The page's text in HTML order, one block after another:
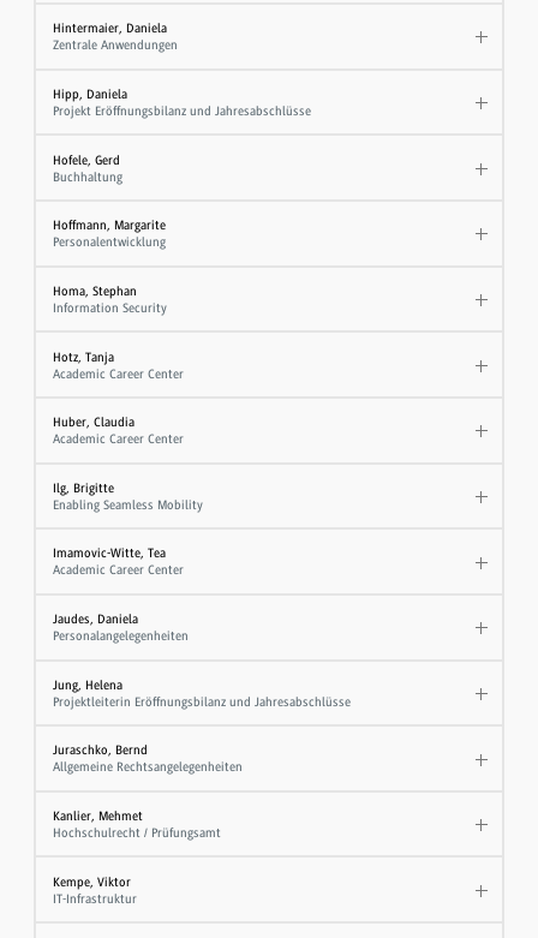
Hintermaier, Daniela
Zentrale Anwendungen
Hipp, Daniela
Projekt Eröffnungsbilanz und Jahresabschlüsse
Hofele, Gerd
Buchhaltung
Hoffmann, Margarite
Personalentwicklung
Homa, Stephan
Information Security
Hotz, Tanja
Academic Career Center
Huber, Claudia
Academic Career Center
Ilg, Brigitte
Enabling Seamless Mobility
Imamovic-Witte, Tea
Academic Career Center
Jaudes, Daniela
Personalangelegenheiten
Jung, Helena
Projektleiterin Eröffnungsbilanz und Jahresabschlüsse
Juraschko, Bernd
Allgemeine Rechtsangelegenheiten
Kanlier, Mehmet
Hochschulrecht / Prüfungsamt
Kempe, Viktor
IT-Infrastruktur